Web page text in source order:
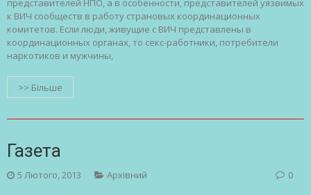
представителей НПО, а в особенности, представителей уязвимых
к ВИЧ сообществ в работу страновых координационных
комитетов. Если люди, живущие с ВИЧ представлены в
координационных органах, то секс-работники, потребители
наркотиков и мужчины,
>> Більше
Газета
5 Лютого, 2013 Архівний 0